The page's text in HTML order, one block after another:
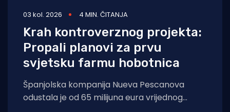
03 kol. 2026 4 MIN. ČITANJA
Krah kontroverznog projekta:
Propali planovi za prvu
svjetsku farmu hobotnica
Španjolska kompanija Nueva Pescanova
odustala je od 65 milijuna eura vrijednog